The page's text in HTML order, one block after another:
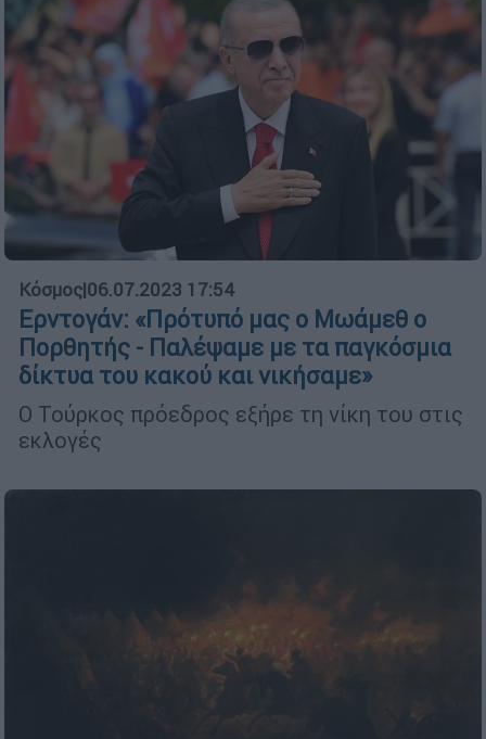
Κόσμος|06.07.2023 17:54
Ερντογάν: «Πρότυπό μας ο Μωάμεθ ο
Πορθητής - Παλέψαμε με τα παγκόσμια
δίκτυα του κακού και νικήσαμε»
Ο Τούρκος πρόεδρος εξήρε τη νίκη του στις
εκλογές